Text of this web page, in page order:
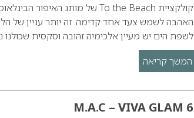
האהבה לשמש צעד אחד קדימה. זה יותר עניין של
לשפת הים יש מעיין אלכימיה זהובה וסקסית
המשך קריאה
M.A.C – VIVA GLAM 6